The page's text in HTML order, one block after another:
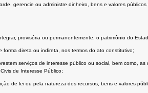
gerencie ou administre dinheiro, bens e valores
provisória ou permanentemente, o patrimônio do
direta ou indireta, nos termos do ato constitutivo;
serviços de interesse público ou social, bem como,
de Interesse Público;
de lei ou pela natureza dos recursos, bens e valores